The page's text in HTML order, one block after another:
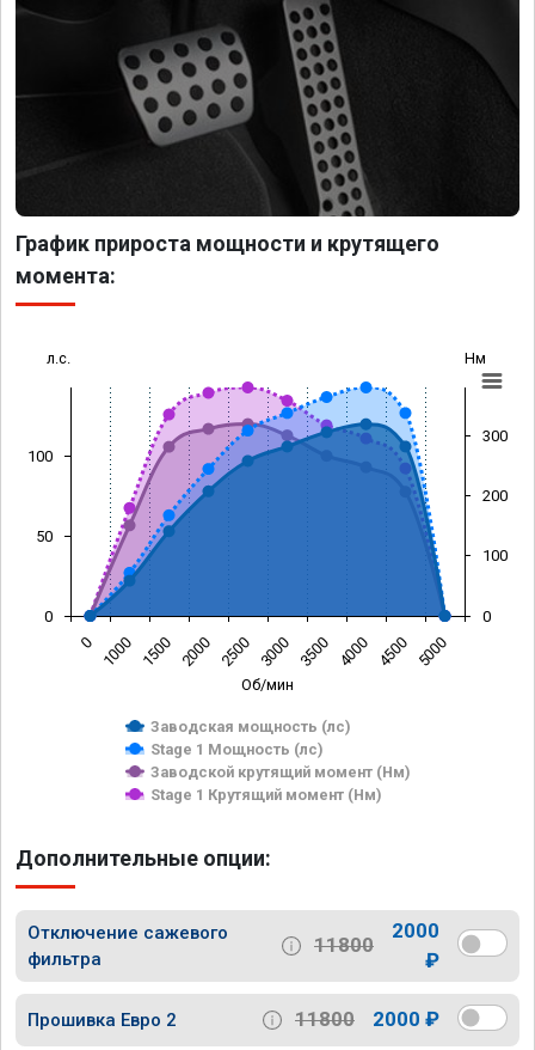
График прироста мощности и крутящего
момента:
Об/мин
л.с. Нм
Заводская мощность (лс)
Stage 1 Мощность (лс)
Заводской крутящий момент (Нм)
Stage 1 Крутящий момент (Нм)
0 1000 1500 2000 2500 3000 3500 4000 4500 5000
0
50
100
0
100
200
300
Дополнительные опции:
Отключение сажевого
фильтра
11800
2000
₽
Прошивка Евро 2 11800 2000 ₽